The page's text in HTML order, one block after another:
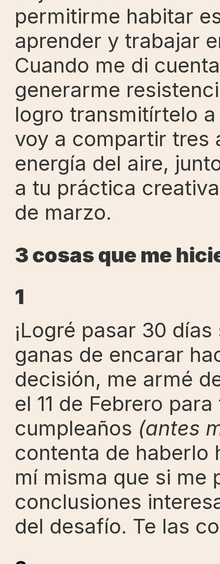
permitirme habitar
aprender y trabajar
Cuando me di
generarme
logro transmitírtelo
voy a compartir tres
energía del aire,
a tu práctica
de marzo.
3 cosas que me
1
¡Logré pasar 30
ganas de encarar
decisión, me armé
el 11 de Febrero
cumpleaños (antes
contenta de haberlo
mí misma que si me
conclusiones
del desafío. Te las